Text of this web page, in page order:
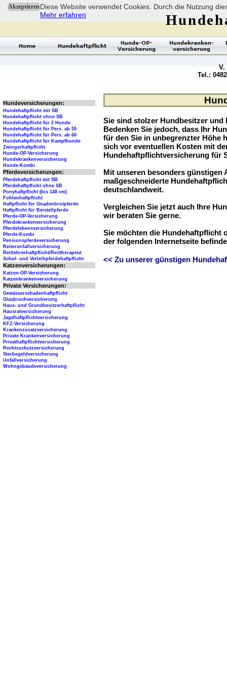
AkzeptierenDiese Website verwendet Cookies. Durch die Nutzung
Mehr erfahren
Sie sind stolzer Hundbesitzer und
Bedenken Sie jedoch, dass Ihr
für den Sie in unbegrenzter Höhe
sich vor eventuellen Kosten mit
Hundehaftpflichtversicherung für
Mit unseren besonders günstigen
maßgeschneiderte
deutschlandweit.
Vergleichen Sie jetzt auch Ihre
wir beraten Sie gerne.
Sie möchten die Hundehaftpflicht
der folgenden Internetseite
<< Zu unserer günstigen
V.
Tel.:
Hundeversicherungen:
Hundehaftpflicht mit SB
Hundehaftpflicht ohne SB
Hundehaftpflicht für 2 Hunde
Hundehaftpflicht für Pers. ab 55
Hundehaftpflicht für Pers. ab 60
Hundehaftpflicht für Kampfhunde
Zwingerhaftpflicht
Hunde-OP-Versicherung
Hundekrankenversicherung
Hunde-Kombi
Pferdeversicherungen:
Pferdehaftpflicht mit SB
Pferdehaftpflicht ohne SB
Ponyhaftpflicht (bis 148 cm)
Fohlenhaftpflicht
Haftpflicht für Gnadenbrotpferde
Haftpflicht für Beistellpferde
Pferde-OP-Versicherung
Pferdekrankenversicherung
Pferdelebensversicherung
Pferde-Kombi
Pensionspferdeversicherung
Reiterunfallversicherung
Reitlehrerhaftpflicht/Reittherapeut
Schul- und Verleihpferdehaftpflicht
Katzenversicherungen:
Katzen-OP-Versicherung
Katzenkrankenversicherung
Private Versicherungen:
Gewässerschadenhaftpflicht
Glasbruchversicherung
Haus- und Grundbesitzerhaftpflicht
Hausratversicherung
Jagdhaftpflichtversicherung
KFZ-Versicherung
Krankenzusatzversicherung
Private Krankenversicherung
Privathaftpflichtversicherung
Rechtsschutzversicherung
Sterbegeldversicherung
Unfallversicherung
Wohngebäudeversicherung